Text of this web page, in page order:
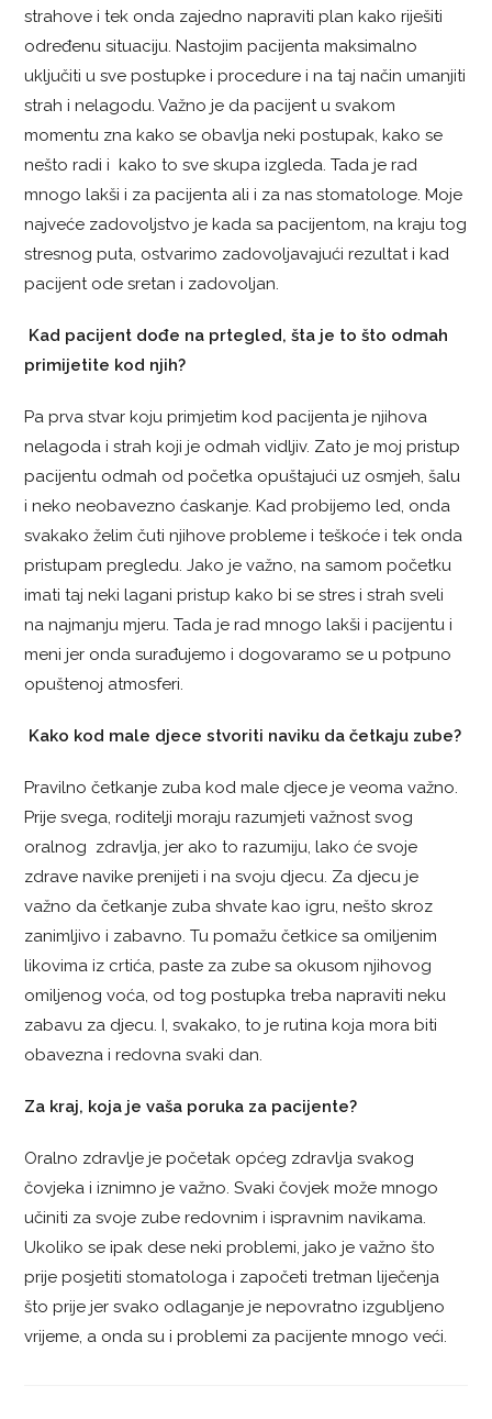
strahove i tek onda zajedno napraviti plan kako riješiti
određenu situaciju. Nastojim pacijenta maksimalno
uključiti u sve postupke i procedure i na taj način umanjiti
strah i nelagodu. Važno je da pacijent u svakom
momentu zna kako se obavlja neki postupak, kako se
nešto radi i kako to sve skupa izgleda. Tada je rad
mnogo lakši i za pacijenta ali i za nas stomatologe. Moje
najveće zadovoljstvo je kada sa pacijentom, na kraju tog
stresnog puta, ostvarimo zadovoljavajući rezultat i kad
pacijent ode sretan i zadovoljan.
Kad pacijent dođe na prtegled, šta je to što odmah
primijetite kod njih?
Pa prva stvar koju primjetim kod pacijenta je njihova
nelagoda i strah koji je odmah vidljiv. Zato je moj pristup
pacijentu odmah od početka opuštajući uz osmjeh, šalu
i neko neobavezno ćaskanje. Kad probijemo led, onda
svakako želim čuti njihove probleme i teškoće i tek onda
pristupam pregledu. Jako je važno, na samom početku
imati taj neki lagani pristup kako bi se stres i strah sveli
na najmanju mjeru. Tada je rad mnogo lakši i pacijentu i
meni jer onda surađujemo i dogovaramo se u potpuno
opuštenoj atmosferi.
Kako kod male djece stvoriti naviku da četkaju zube?
Pravilno četkanje zuba kod male djece je veoma važno.
Prije svega, roditelji moraju razumjeti važnost svog
oralnog zdravlja, jer ako to razumiju, lako će svoje
zdrave navike prenijeti i na svoju djecu. Za djecu je
važno da četkanje zuba shvate kao igru, nešto skroz
zanimljivo i zabavno. Tu pomažu četkice sa omiljenim
likovima iz crtića, paste za zube sa okusom njihovog
omiljenog voća, od tog postupka treba napraviti neku
zabavu za djecu. I, svakako, to je rutina koja mora biti
obavezna i redovna svaki dan.
Za kraj, koja je vaša poruka za pacijente?
Oralno zdravlje je početak općeg zdravlja svakog
čovjeka i iznimno je važno. Svaki čovjek može mnogo
učiniti za svoje zube redovnim i ispravnim navikama.
Ukoliko se ipak dese neki problemi, jako je važno što
prije posjetiti stomatologa i započeti tretman liječenja
što prije jer svako odlaganje je nepovratno izgubljeno
vrijeme, a onda su i problemi za pacijente mnogo veći.